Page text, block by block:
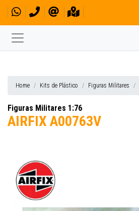
Home Kits de Plástico Figuras Militares
Figuras Militares 1:76
AIRFIX A00763V